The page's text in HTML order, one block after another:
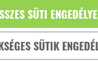
SÜTIK
SÜTI